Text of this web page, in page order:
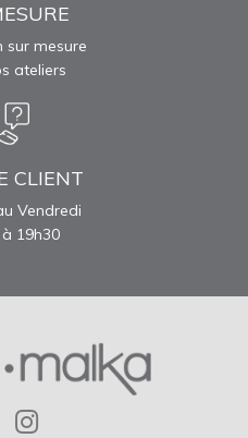
sur mesure
ateliers
CLIENT
Vendredi
19h30